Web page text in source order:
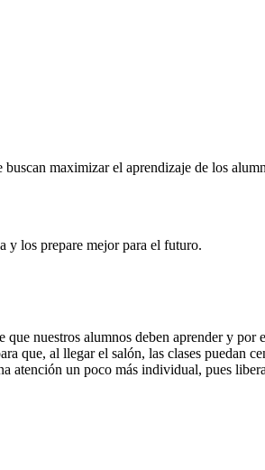
maximizar el aprendizaje de los
y los prepare mejor para el futuro.
nuestros alumnos deben aprender y por
que, al llegar el salón, las clases puedan
atención un poco más individual, pues